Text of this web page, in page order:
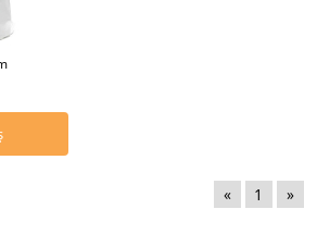
« 1 »